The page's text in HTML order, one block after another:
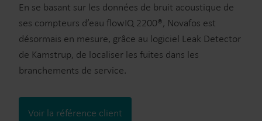
En se basant sur les données de bruit acoustique de
ses compteurs d’eau flowIQ 2200®, Novafos est
désormais en mesure, grâce au logiciel Leak Detector
de Kamstrup, de localiser les fuites dans les
branchements de service.
Voir la référence client